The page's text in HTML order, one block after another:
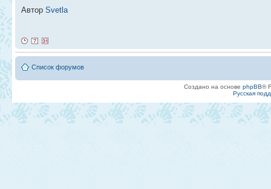
Автор Svetla
Список форумов
Создано на основе phpBB®
Русская